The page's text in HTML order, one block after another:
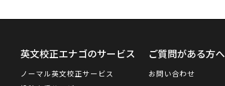
英文校正エナゴのサービス
ノーマル英文校正サービス
ご質問がある方へ
お問い合わせ